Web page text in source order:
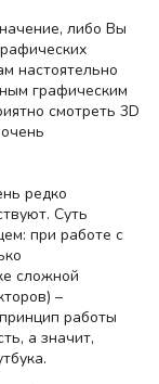
либо Вы
настоятельно
графическим
смотреть 3D
редко
Суть
при работе с
сложной
–
работы
а значит,